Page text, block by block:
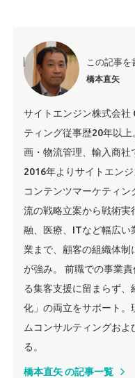
この記事を
橋本直矢
サイトエンジン株式会社
ティング従事歴20年以
画・物流管理、輸入商社
2016年よりサイトエンジ
コンテンツマーケティ
流の戦略立案から戦術実
融、医療、ITなど幅広い
業まで、顧客の組織体
が強み。 前職での事業
る集客支援に留まらず
化」の両立をサポート。
ムコンサルティングお
る。
橋本直矢 の記事一覧